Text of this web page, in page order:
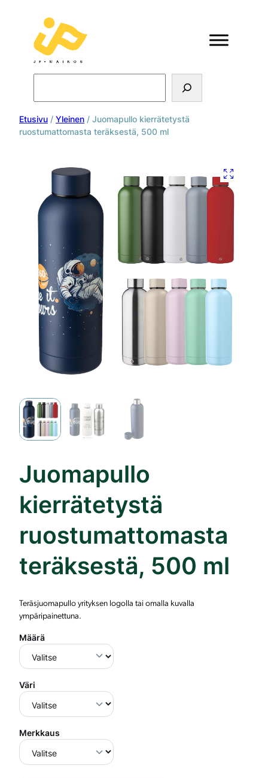
Etusivu / Yleinen / Juomapullo kierrätetystä
ruostumattomasta teräksestä, 500 ml
Juomapullo
kierrätetystä
ruostumattomasta
teräksestä, 500 ml
Teräsjuomapullo yrityksen logolla tai omalla kuvalla
ympäripainettuna.
Määrä
Väri
Merkkaus